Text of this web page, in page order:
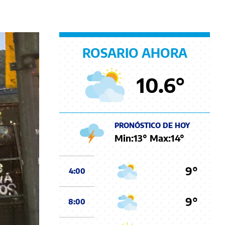
ROSARIO AHORA
10.6°
PRONÓSTICO DE HOY
Min:13° Max:14°
4:00 9°
8:00 9°